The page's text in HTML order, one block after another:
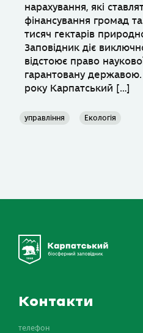
нарахування, які
фінансування громад
тисяч гектарів
Заповідник діє
відстоює право
гарантовану
року Карпатський […]
управління Екологія
Контакти
телефон